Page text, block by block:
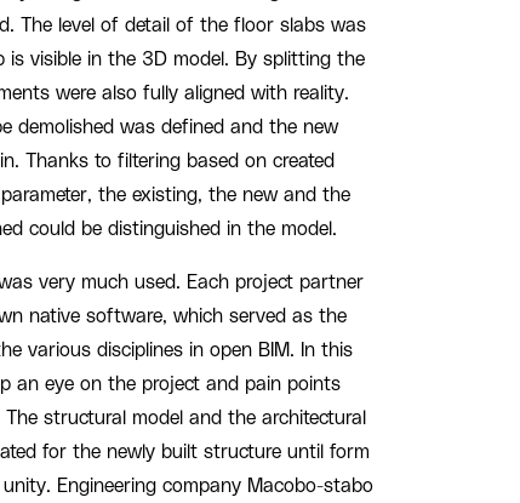
The level of detail of the floor slabs was
is visible in the 3D model. By splitting the
were also fully aligned with reality.
demolished was defined and the new
Thanks to filtering based on created
the existing, the new and the
could be distinguished in the model.
very much used. Each project partner
native software, which served as the
various disciplines in open BIM. In this
an eye on the project and pain points
structural model and the architectural
for the newly built structure until form
Engineering company Macobo-stabo